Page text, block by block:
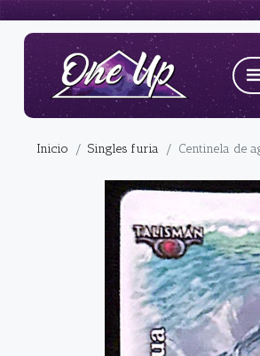
Inicio Singles furia Centinela de